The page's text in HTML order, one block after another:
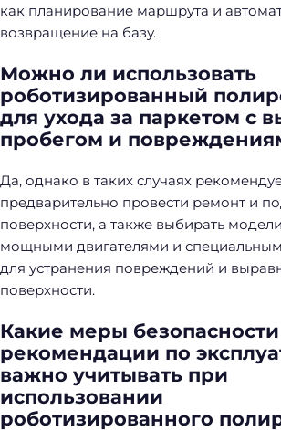
как планирование маршрута и
возвращение на базу.
Можно ли использовать
роботизированный
для ухода за паркетом с
пробегом и
Да, однако в таких случаях
предварительно провести ремонт и
поверхности, а также выбирать
мощными двигателями и
для устранения повреждений и
поверхности.
Какие меры
рекомендации по
важно учитывать при
использовании
роботизированного